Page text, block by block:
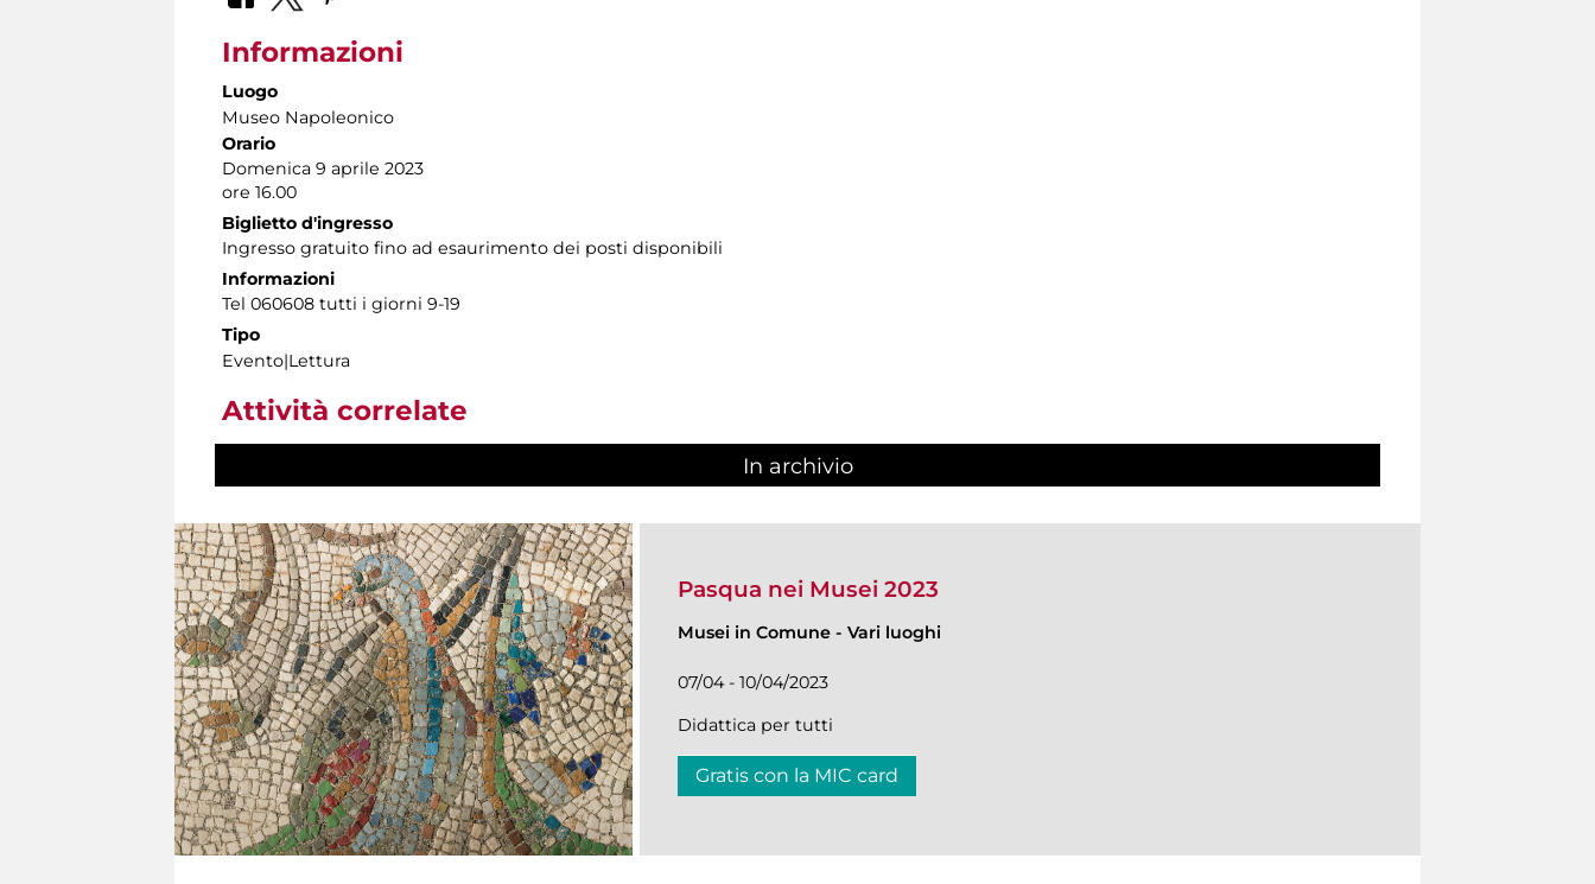
Informazioni
Luogo
Museo Napoleonico
Orario
Domenica 9 aprile 2023
ore 16.00
Biglietto d'ingresso
Ingresso gratuito fino ad esaurimento dei posti disponibili
Informazioni
Tel 060608 tutti i giorni 9-19
Tipo
Evento|Lettura
Attività correlate
In archivio
Pasqua nei Musei 2023
Musei in Comune - Vari luoghi
07/04 - 10/04/2023
Didattica per tutti
Gratis con la MIC card